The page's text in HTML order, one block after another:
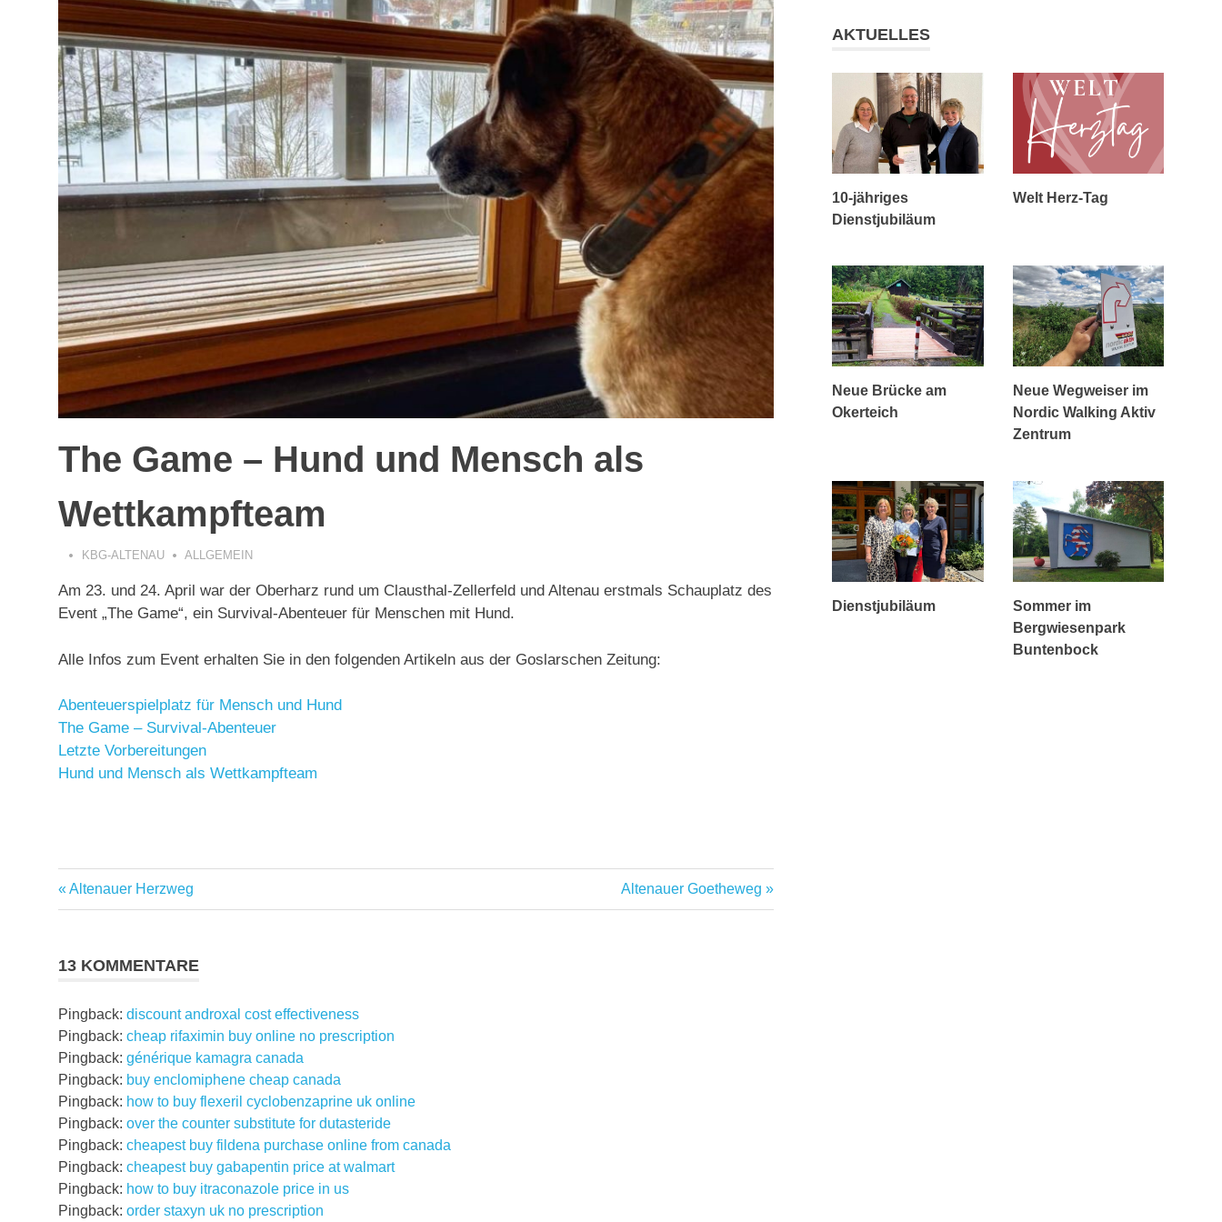
The Game – Hund und Mensch als
Wettkampfteam
KBG-ALTENAU ALLGEMEIN
Am 23. und 24. April war der Oberharz rund um Clausthal-Zellerfeld und Altenau erstmals Schauplatz des
Event „The Game“, ein Survival-Abenteuer für Menschen mit Hund.
Alle Infos zum Event erhalten Sie in den folgenden Artikeln aus der Goslarschen Zeitung:
Abenteuerspielplatz für Mensch und Hund
The Game – Survival-Abenteuer
Letzte Vorbereitungen
Hund und Mensch als Wettkampfteam
Beitragsnavigation
Vorheriger
Beitrag:
Altenauer Herzweg
Nächster
Beitrag:
Altenauer Goetheweg
13 KOMMENTARE
Pingback: discount androxal cost effectiveness
Pingback: cheap rifaximin buy online no prescription
Pingback: générique kamagra canada
Pingback: buy enclomiphene cheap canada
Pingback: how to buy flexeril cyclobenzaprine uk online
Pingback: over the counter substitute for dutasteride
Pingback: cheapest buy fildena purchase online from canada
Pingback: cheapest buy gabapentin price at walmart
Pingback: how to buy itraconazole price in us
Pingback: order staxyn uk no prescription
AKTUELLES
10-jähriges
Dienstjubiläum
Welt Herz-Tag
Neue Brücke am
Okerteich
Neue Wegweiser im
Nordic Walking Aktiv
Zentrum
Dienstjubiläum
Sommer im
Bergwiesenpark
Buntenbock